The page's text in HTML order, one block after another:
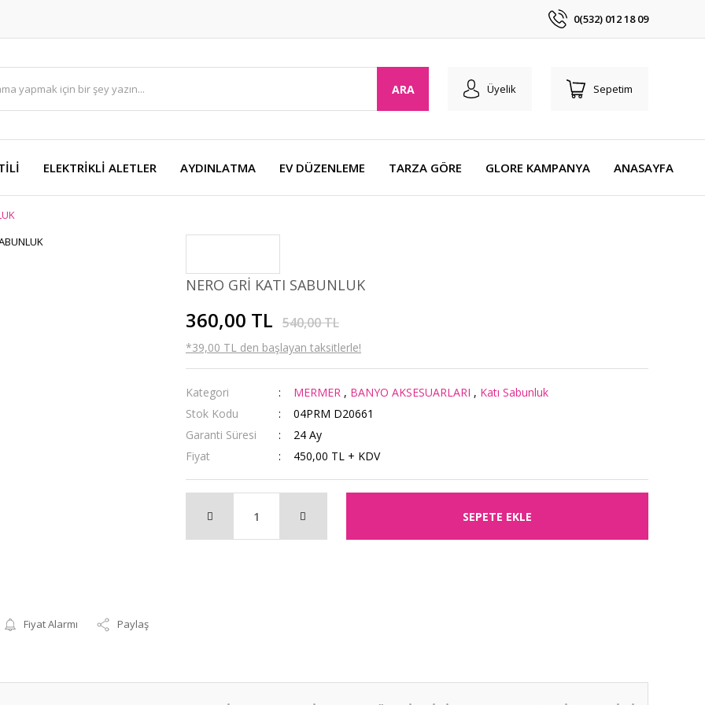
0(532) 012 18 09
ARA Üyelik Sepetim
ELEKTRİKLİ ALETLER AYDINLATMA EV DÜZENLEME TARZA GÖRE GLORE KAMPANYA ANASAYFA
Fiyat Alarmı Paylaş
NERO GRİ KATI SABUNLUK
360,00 TL 540,00 TL
*39,00 TL den başlayan taksitlerle!
Kategori MERMER , BANYO AKSESUARLARI , Katı Sabunluk
Stok Kodu
04PRM D20661
Garanti Süresi
24 Ay
Fiyat
450,00 TL + KDV
SEPETE EKLE